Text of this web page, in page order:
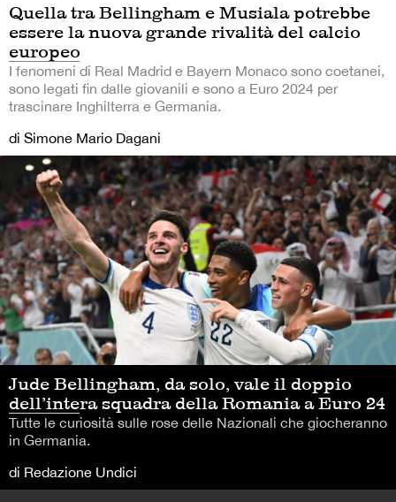
Quella tra Bellingham e Musiala potrebbe
essere la nuova grande rivalità del calcio
europeo
I fenomeni di Real Madrid e Bayern Monaco sono coetanei,
sono legati fin dalle giovanili e sono a Euro 2024 per
trascinare Inghilterra e Germania.
di Simone Mario Dagani
Jude Bellingham, da solo, vale il doppio
dell’intera squadra della Romania a Euro 24
Tutte le curiosità sulle rose delle Nazionali che giocheranno
in Germania.
di Redazione Undici